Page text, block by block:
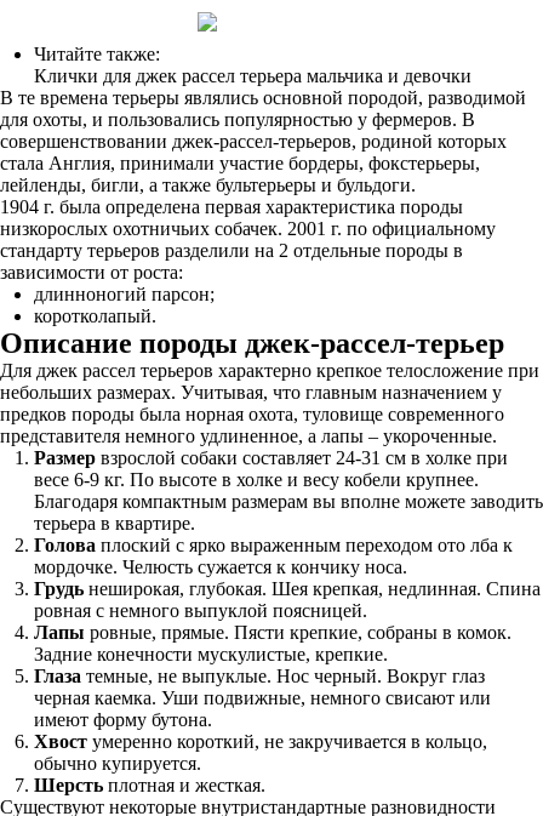
Читайте также:
Клички для джек рассел терьера мальчика и девочки
В те времена терьеры являлись основной породой, разводимой
для охоты, и пользовались популярностью у фермеров. В
совершенствовании джек-рассел-терьеров, родиной которых
стала Англия, принимали участие бордеры, фокстерьеры,
лейленды, бигли, а также бультерьеры и бульдоги.
1904 г. была определена первая характеристика породы
низкорослых охотничьих собачек. 2001 г. по официальному
стандарту терьеров разделили на 2 отдельные породы в
зависимости от роста:
длинноногий парсон;
коротколапый.
Описание породы джек-рассел-терьер
Для джек рассел терьеров характерно крепкое телосложение при
небольших размерах. Учитывая, что главным назначением у
предков породы была норная охота, туловище современного
представителя немного удлиненное, а лапы – укороченные.
Размер взрослой собаки составляет 24-31 см в холке при
весе 6-9 кг. По высоте в холке и весу кобели крупнее.
Благодаря компактным размерам вы вполне можете заводить
терьера в квартире.
Голова плоский с ярко выраженным переходом ото лба к
мордочке. Челюсть сужается к кончику носа.
Грудь неширокая, глубокая. Шея крепкая, недлинная. Спина
ровная с немного выпуклой поясницей.
Лапы ровные, прямые. Пясти крепкие, собраны в комок.
Задние конечности мускулистые, крепкие.
Глаза темные, не выпуклые. Нос черный. Вокруг глаз
черная каемка. Уши подвижные, немного свисают или
имеют форму бутона.
Хвост умеренно короткий, не закручивается в кольцо,
обычно купируется.
Шерсть плотная и жесткая.
Существуют некоторые внутристандартные разновидности